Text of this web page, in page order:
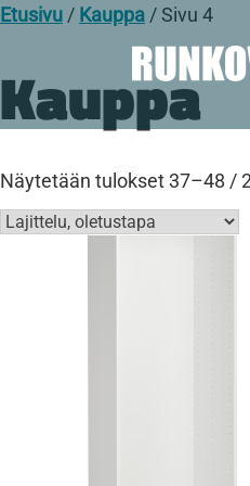
Etusivu / Kauppa / Sivu 4
Kauppa
Näytetään tulokset 37–48 /